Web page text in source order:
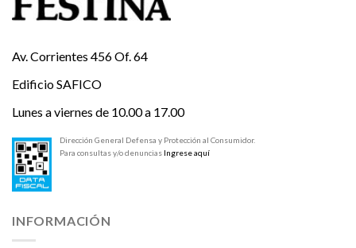
Av. Corrientes 456 Of. 64
Edificio SAFICO
Lunes a viernes de 10.00 a 17.00
Dirección General Defensa y Protección al Consumidor.
Para consultas y/o denuncias Ingrese aquí
INFORMACIÓN